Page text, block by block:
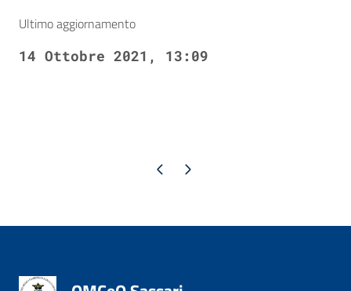
Ultimo aggiornamento
14 Ottobre 2021, 13:09
Pagina precedente
Pagina successiva